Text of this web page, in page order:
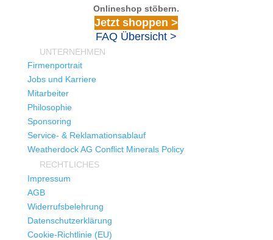
Onlineshop stöbern.
Jetzt shoppen >
FAQ Übersicht >
UNTERNEHMEN
Firmenportrait
Jobs und Karriere
Mitarbeiter
Philosophie
Sponsoring
Service- & Reklamationsablauf
Weatherdock AG Conflict Minerals Policy
RECHTLICHES
Impressum
AGB
Widerrufsbelehrung
Datenschutzerklärung
Cookie-Richtlinie (EU)